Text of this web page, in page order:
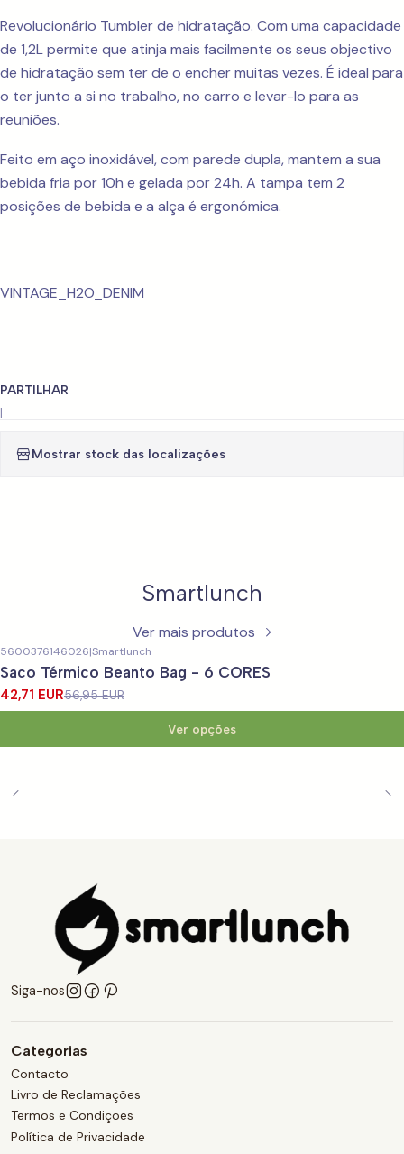
Revolucionário Tumbler de hidratação. Com uma capacidade
de 1,2L permite que atinja mais facilmente os seus objectivo
de hidratação sem ter de o encher muitas vezes. É ideal para
o ter junto a si no trabalho, no carro e levar-lo para as
reuniões.
Feito em aço inoxidável, com parede dupla, mantem a sua
bebida fria por 10h e gelada por 24h. A tampa tem 2
posições de bebida e a alça é ergonómica.
VINTAGE_H2O_DENIM
PARTILHAR
|
Mostrar stock das localizações
Smartlunch
Ver mais produtos
-25%DESCONTO
5600376146026|Smartlunch
Saco Térmico Beanto Bag - 6 CORES
42,71 EUR56,95 EUR
Ver opções
Siga-nos
Categorias
Contacto
Livro de Reclamações
Termos e Condições
Política de Privacidade